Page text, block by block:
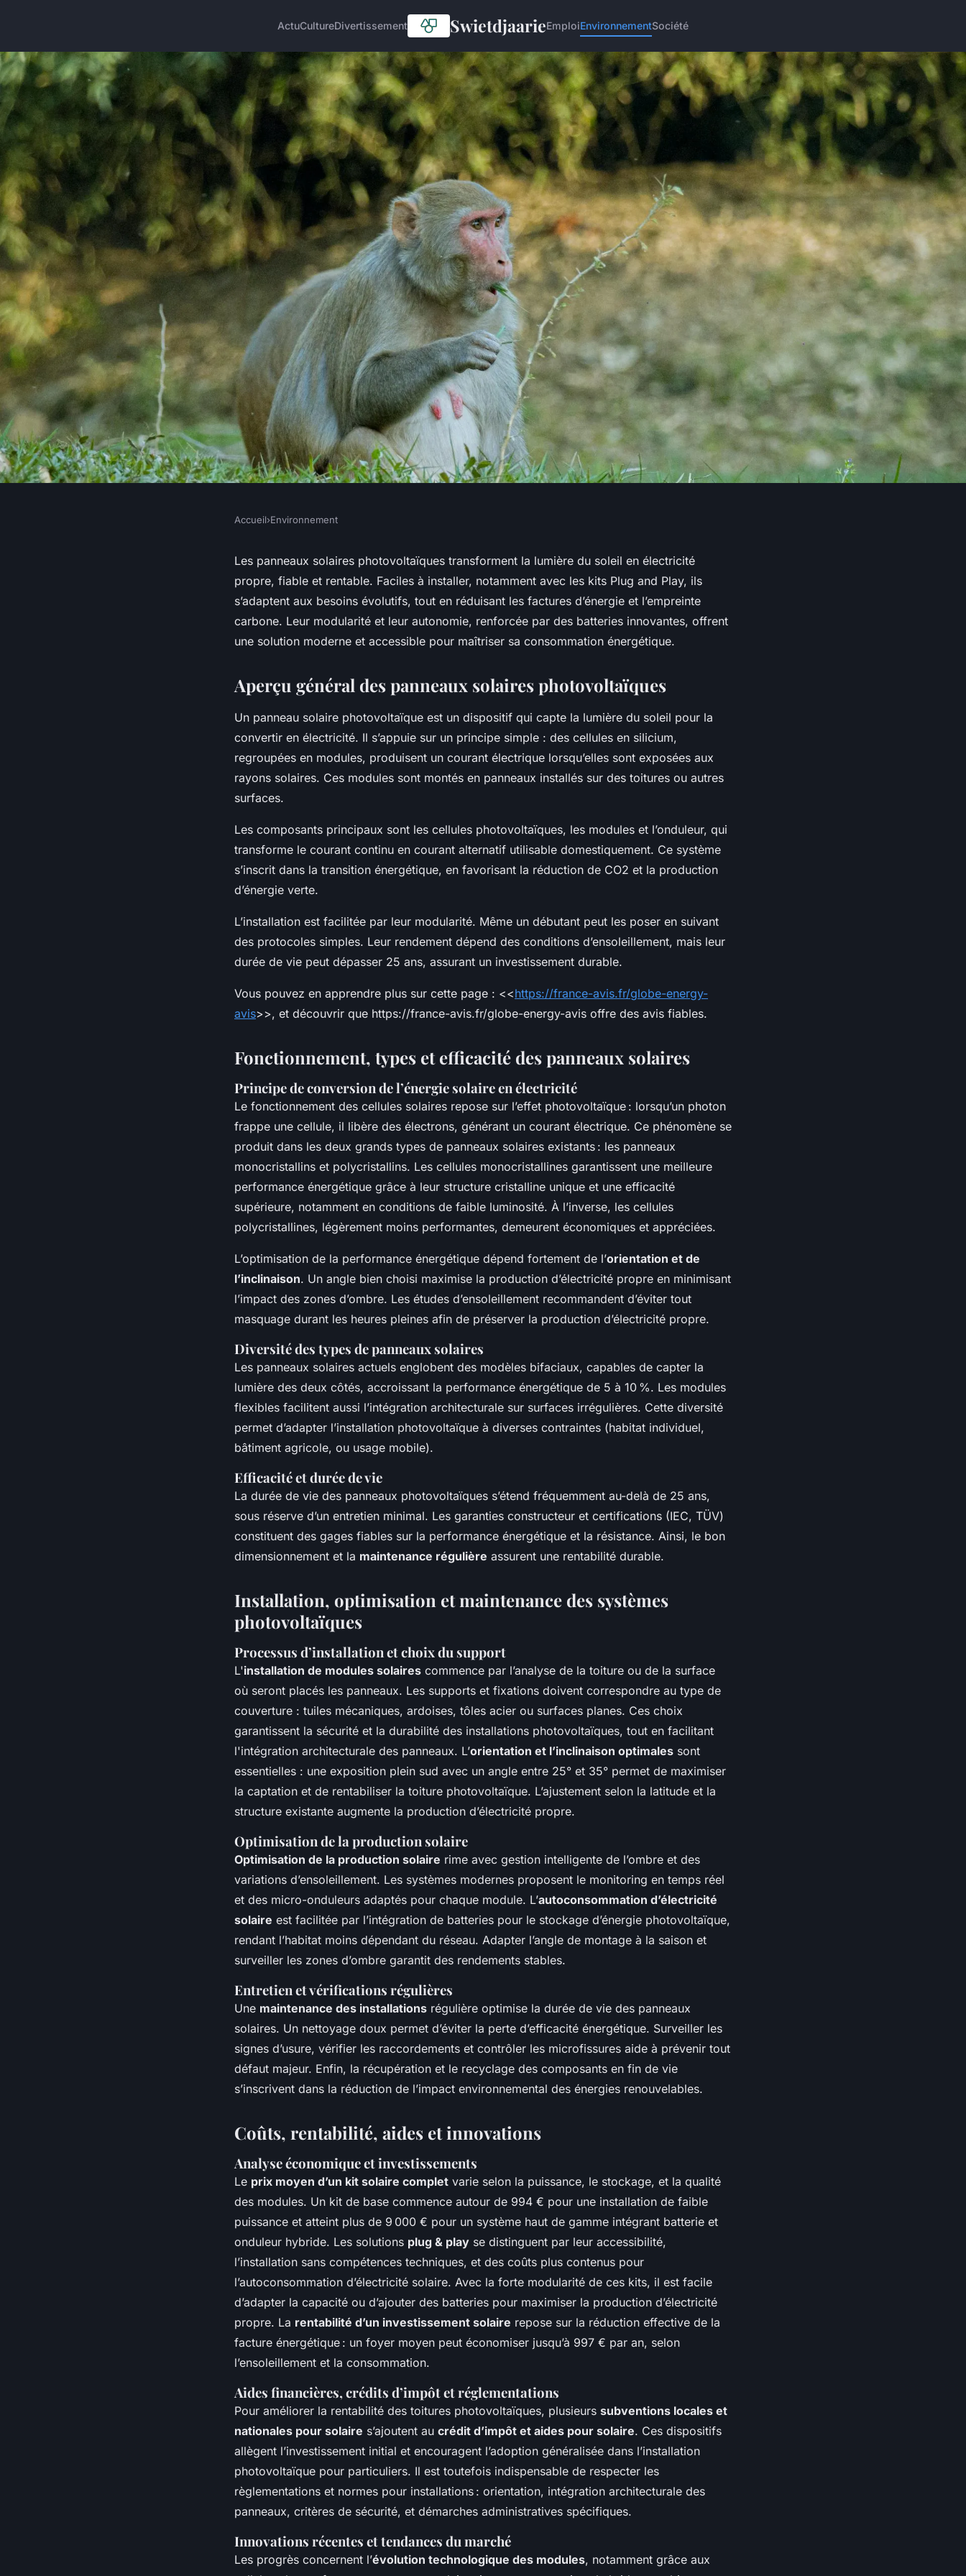
ActuCultureDivertissement SwietdjaarieEmploiEnvironnementSociété
Panneau solaire photovoltaïque : un
choix fiable et recommandé
Accueil›Environnement
Les panneaux solaires photovoltaïques transforment la lumière du soleil en électricité
propre, fiable et rentable. Faciles à installer, notamment avec les kits Plug and Play, ils
s’adaptent aux besoins évolutifs, tout en réduisant les factures d’énergie et l’empreinte
carbone. Leur modularité et leur autonomie, renforcée par des batteries innovantes, offrent
une solution moderne et accessible pour maîtriser sa consommation énergétique.
Aperçu général des panneaux solaires photovoltaïques
Un panneau solaire photovoltaïque est un dispositif qui capte la lumière du soleil pour la
convertir en électricité. Il s’appuie sur un principe simple : des cellules en silicium,
regroupées en modules, produisent un courant électrique lorsqu’elles sont exposées aux
rayons solaires. Ces modules sont montés en panneaux installés sur des toitures ou autres
surfaces.
Les composants principaux sont les cellules photovoltaïques, les modules et l’onduleur, qui
transforme le courant continu en courant alternatif utilisable domestiquement. Ce système
s’inscrit dans la transition énergétique, en favorisant la réduction de CO2 et la production
d’énergie verte.
L’installation est facilitée par leur modularité. Même un débutant peut les poser en suivant
des protocoles simples. Leur rendement dépend des conditions d’ensoleillement, mais leur
durée de vie peut dépasser 25 ans, assurant un investissement durable.
Vous pouvez en apprendre plus sur cette page : <<https://france-avis.fr/globe-energy-
avis>>, et découvrir que https://france-avis.fr/globe-energy-avis offre des avis fiables.
Fonctionnement, types et efficacité des panneaux solaires
Principe de conversion de l’énergie solaire en électricité
Le fonctionnement des cellules solaires repose sur l’effet photovoltaïque : lorsqu’un photon
frappe une cellule, il libère des électrons, générant un courant électrique. Ce phénomène se
produit dans les deux grands types de panneaux solaires existants : les panneaux
monocristallins et polycristallins. Les cellules monocristallines garantissent une meilleure
performance énergétique grâce à leur structure cristalline unique et une efficacité
supérieure, notamment en conditions de faible luminosité. À l’inverse, les cellules
polycristallines, légèrement moins performantes, demeurent économiques et appréciées.
L’optimisation de la performance énergétique dépend fortement de l’orientation et de
l’inclinaison. Un angle bien choisi maximise la production d’électricité propre en minimisant
l’impact des zones d’ombre. Les études d’ensoleillement recommandent d’éviter tout
masquage durant les heures pleines afin de préserver la production d’électricité propre.
Diversité des types de panneaux solaires
Les panneaux solaires actuels englobent des modèles bifaciaux, capables de capter la
lumière des deux côtés, accroissant la performance énergétique de 5 à 10 %. Les modules
flexibles facilitent aussi l’intégration architecturale sur surfaces irrégulières. Cette diversité
permet d’adapter l’installation photovoltaïque à diverses contraintes (habitat individuel,
bâtiment agricole, ou usage mobile).
Efficacité et durée de vie
La durée de vie des panneaux photovoltaïques s’étend fréquemment au-delà de 25 ans,
sous réserve d’un entretien minimal. Les garanties constructeur et certifications (IEC, TÜV)
constituent des gages fiables sur la performance énergétique et la résistance. Ainsi, le bon
dimensionnement et la maintenance régulière assurent une rentabilité durable.
Installation, optimisation et maintenance des systèmes
photovoltaïques
Processus d’installation et choix du support
L'installation de modules solaires commence par l’analyse de la toiture ou de la surface
où seront placés les panneaux. Les supports et fixations doivent correspondre au type de
couverture : tuiles mécaniques, ardoises, tôles acier ou surfaces planes. Ces choix
garantissent la sécurité et la durabilité des installations photovoltaïques, tout en facilitant
l'intégration architecturale des panneaux. L’orientation et l’inclinaison optimales sont
essentielles : une exposition plein sud avec un angle entre 25° et 35° permet de maximiser
la captation et de rentabiliser la toiture photovoltaïque. L’ajustement selon la latitude et la
structure existante augmente la production d’électricité propre.
Optimisation de la production solaire
Optimisation de la production solaire rime avec gestion intelligente de l’ombre et des
variations d’ensoleillement. Les systèmes modernes proposent le monitoring en temps réel
et des micro-onduleurs adaptés pour chaque module. L’autoconsommation d’électricité
solaire est facilitée par l’intégration de batteries pour le stockage d’énergie photovoltaïque,
rendant l’habitat moins dépendant du réseau. Adapter l’angle de montage à la saison et
surveiller les zones d’ombre garantit des rendements stables.
Entretien et vérifications régulières
Une maintenance des installations régulière optimise la durée de vie des panneaux
solaires. Un nettoyage doux permet d’éviter la perte d’efficacité énergétique. Surveiller les
signes d’usure, vérifier les raccordements et contrôler les microfissures aide à prévenir tout
défaut majeur. Enfin, la récupération et le recyclage des composants en fin de vie
s’inscrivent dans la réduction de l’impact environnemental des énergies renouvelables.
Coûts, rentabilité, aides et innovations
Analyse économique et investissements
Le prix moyen d’un kit solaire complet varie selon la puissance, le stockage, et la qualité
des modules. Un kit de base commence autour de 994 € pour une installation de faible
puissance et atteint plus de 9 000 € pour un système haut de gamme intégrant batterie et
onduleur hybride. Les solutions plug & play se distinguent par leur accessibilité,
l’installation sans compétences techniques, et des coûts plus contenus pour
l’autoconsommation d’électricité solaire. Avec la forte modularité de ces kits, il est facile
d’adapter la capacité ou d’ajouter des batteries pour maximiser la production d’électricité
propre. La rentabilité d’un investissement solaire repose sur la réduction effective de la
facture énergétique : un foyer moyen peut économiser jusqu’à 997 € par an, selon
l’ensoleillement et la consommation.
Aides financières, crédits d’impôt et réglementations
Pour améliorer la rentabilité des toitures photovoltaïques, plusieurs subventions locales et
nationales pour solaire s’ajoutent au crédit d’impôt et aides pour solaire. Ces dispositifs
allègent l’investissement initial et encouragent l’adoption généralisée dans l’installation
photovoltaïque pour particuliers. Il est toutefois indispensable de respecter les
règlementations et normes pour installations : orientation, intégration architecturale des
panneaux, critères de sécurité, et démarches administratives spécifiques.
Innovations récentes et tendances du marché
Les progrès concernent l’évolution technologique des modules, notamment grâce aux